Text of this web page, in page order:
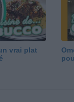
vrai plat